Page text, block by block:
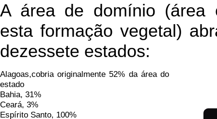
A área de domínio (área
esta formação vegetal)
dezessete estados:
Alagoas,cobria originalmente 52% da área do
estado
Bahia, 31%
Ceará, 3%
Espírito Santo, 100%